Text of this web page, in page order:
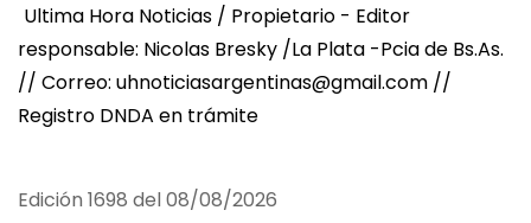
Ultima Hora Noticias / Propietario - Editor
responsable: Nicolas Bresky /La Plata -Pcia de Bs.As.
// Correo: uhnoticiasargentinas@gmail.com //
Registro DNDA en trámite
Edición 1698 del 08/08/2026